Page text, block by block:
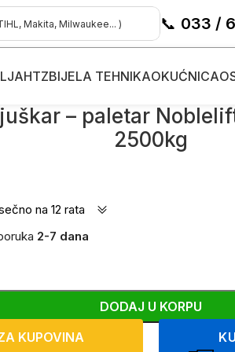
📞 033 /
HTZBIJELA TEHNIKAOKUĆNICA
– paletar
2500kg
na 12 rata
2-7 dana
DODAJ U KORPU
KUPOVINA